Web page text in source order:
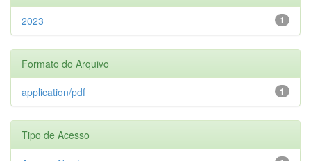
1
2023
Formato do Arquivo
1
application/pdf
Tipo de Acesso